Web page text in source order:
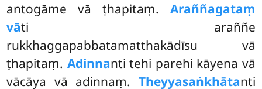
antogāme vā ṭhapitaṃ. Araññagataṃ
vāti araññe
rukkhaggapabbatamatthakādīsu vā
ṭhapitaṃ. Adinnanti tehi parehi kāyena vā
vācāya vā adinnaṃ. Theyyasaṅkhātanti